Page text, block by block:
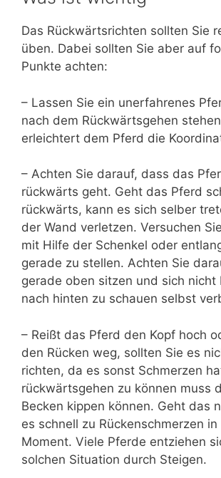
Das Rückwärtsrichten sollten Sie
üben. Dabei sollten Sie aber auf
Punkte achten:
– Lassen Sie ein unerfahrenes
nach dem Rückwärtsgehen
erleichtert dem Pferd die
– Achten Sie darauf, dass das
rückwärts geht. Geht das Pferd
rückwärts, kann es sich selber
der Wand verletzen. Versuchen
mit Hilfe der Schenkel oder
gerade zu stellen. Achten Sie
gerade oben sitzen und sich nicht
nach hinten zu schauen selbst
– Reißt das Pferd den Kopf hoch
den Rücken weg, sollten Sie es
richten, da es sonst Schmerzen
rückwärtsgehen zu können muss
Becken kippen können. Geht das
es schnell zu Rückenschmerzen
Moment. Viele Pferde entziehen
solchen Situation durch Steigen.